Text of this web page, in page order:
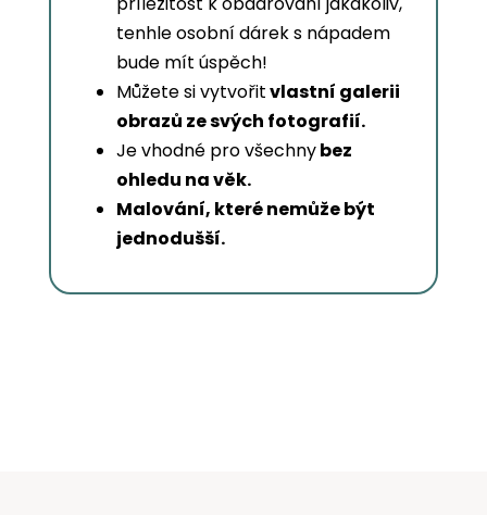
tenhle osobní dárek s nápadem
bude mít úspěch!
Můžete si vytvořitvlastní galerii
obrazů ze svých fotografií.
Je vhodné pro všechnybez
ohledu na věk.
Malování, které nemůže být
jednodušší.